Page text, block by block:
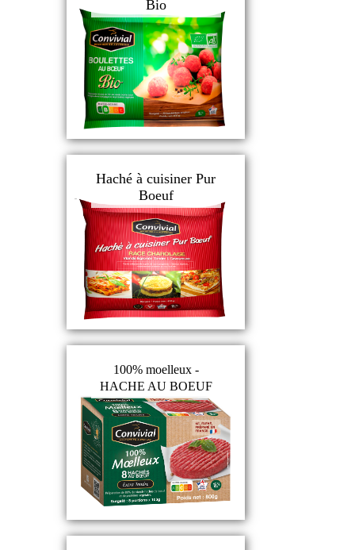
Bio
Haché à cuisiner Pur
Boeuf
100% moelleux -
HACHE AU BOEUF